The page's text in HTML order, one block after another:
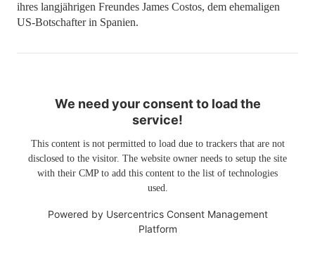
ihres langjährigen Freundes James Costos, dem ehemaligen
US-Botschafter in Spanien.
We need your consent to load the
service!
This content is not permitted to load due to trackers that are not
disclosed to the visitor. The website owner needs to setup the site
with their CMP to add this content to the list of technologies
used.
Powered by Usercentrics Consent Management
Platform